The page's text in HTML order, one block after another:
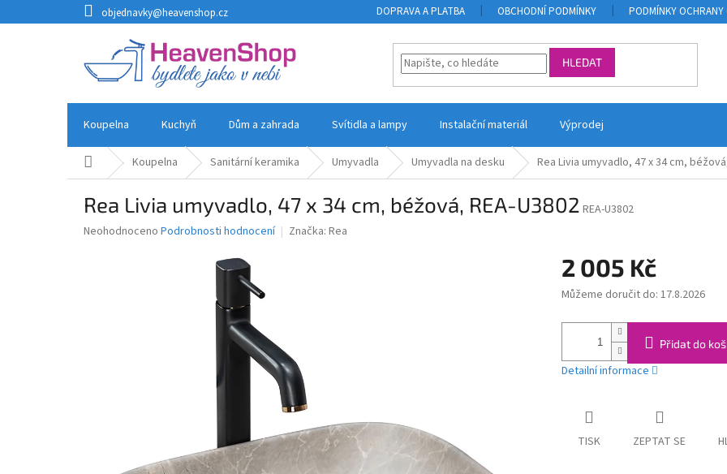
na
objednavky@heavenshop.cz DOPRAVA A PLATBA OBCHODNÍ PODMÍNKY PODMÍNKY OCHRANY
HLEDAT
Koupelna Kuchyň Dům a zahrada Svítidla a lampy Instalační materiál Výprodej
Domů Koupelna Sanitární keramika Umyvadla Umyvadla na desku Rea Livia umyvadlo, 47 x 34 cm,
Rea Livia umyvadlo, 47 x 34 cm, béžová, REA-U3802 REA-U3802
Průměrné
Neohodnoceno Podrobnosti hodnocení Značka: Rea
2 005 Kč
Měrná
Můžeme doručit do: 17.8.2026
Přidat do
Detailní informace
TISK ZEPTAT SE